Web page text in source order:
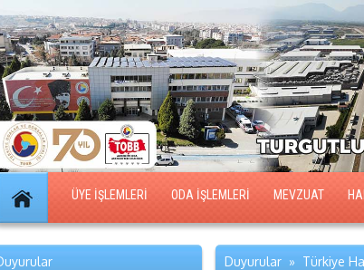
ÜYE İŞLEMLERİ ODA İŞLEMLERİ MEVZUAT
Duyurular » Türkiye